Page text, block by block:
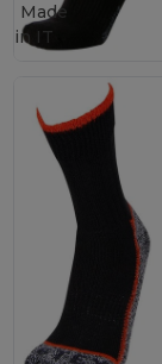
Made
in IT